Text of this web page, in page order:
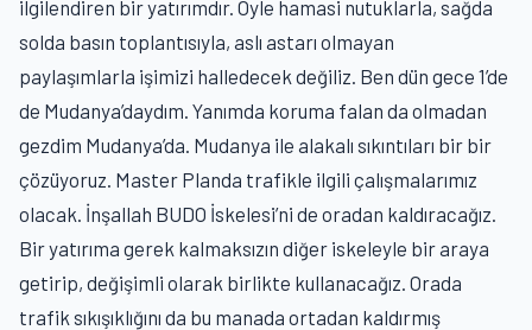
ilgilendiren bir yatırımdır. Öyle hamasi nutuklarla, sağda
solda basın toplantısıyla, aslı astarı olmayan
paylaşımlarla işimizi halledecek değiliz. Ben dün gece 1’de
de Mudanya’daydım. Yanımda koruma falan da olmadan
gezdim Mudanya’da. Mudanya ile alakalı sıkıntıları bir bir
çözüyoruz. Master Planda trafikle ilgili çalışmalarımız
olacak. İnşallah BUDO İskelesi’ni de oradan kaldıracağız.
Bir yatırıma gerek kalmaksızın diğer iskeleyle bir araya
getirip, değişimli olarak birlikte kullanacağız. Orada
trafik sıkışıklığını da bu manada ortadan kaldırmış